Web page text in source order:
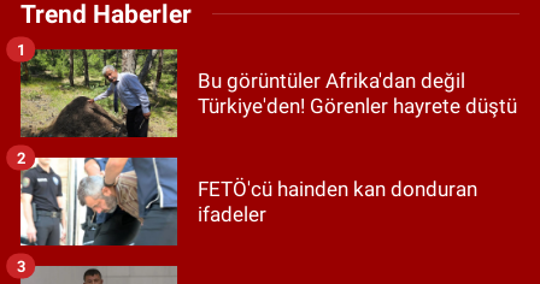
Trend Haberler
Bu görüntüler Afrika'dan değil
Türkiye'den! Görenler hayrete düştü
1
FETÖ'cü hainden kan donduran
ifadeler
2
3